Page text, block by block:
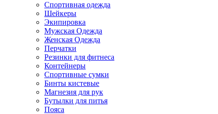
Спортивная одежда
Шейкеры
Экипировка
Мужская Одежда
Женская Одежда
Перчатки
Резинки для фитнеса
Контейнеры
Спортивные сумки
Бинты кистевые
Магнезия для рук
Бутылки для питья
Пояса